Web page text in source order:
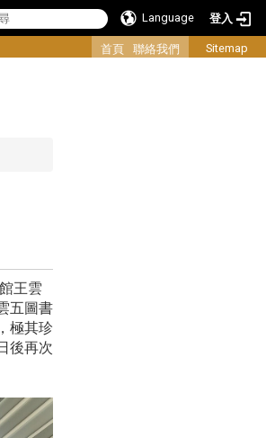
Language
登入
首頁 聯絡我們 Sitemap
王雲
五圖書
極其珍
後再次